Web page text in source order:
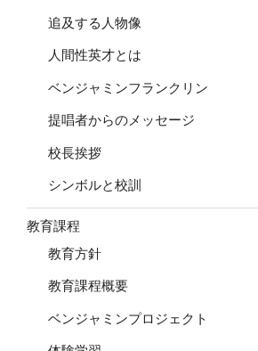
追及する人物像
人間性英才とは
ベンジャミンフランクリン
提唱者からのメッセージ
校長挨拶
シンボルと校訓
教育課程
教育方針
教育課程概要
ベンジャミンプロジェクト